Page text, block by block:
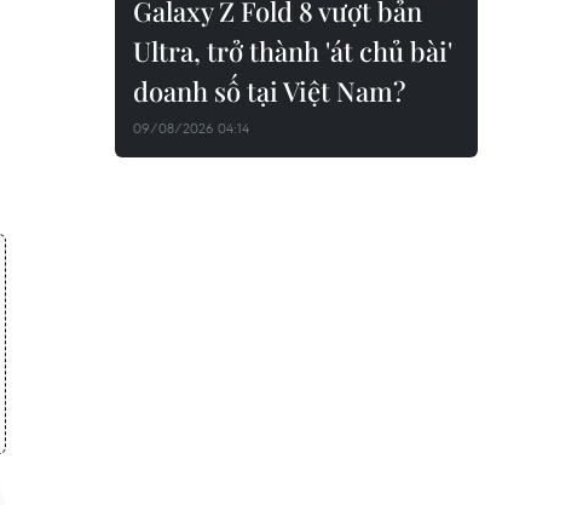
Galaxy Z Fold 8 vượt bản
Ultra, trở thành 'át chủ bài'
doanh số tại Việt Nam?
09/08/2026 04:14